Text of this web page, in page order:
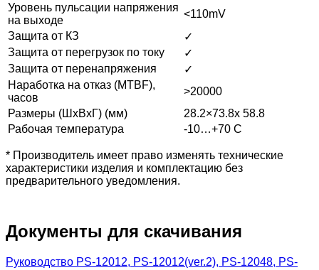
Уровень пульсации напряжения
на выходе
<110mV
Защита от КЗ
✓
Защита от перегрузок по току
✓
Защита от перенапряжения
✓
Наработка на отказ (MTBF),
часов
>20000
Размеры (ШхВхГ) (мм)
28.2×73.8x 58.8
Рабочая температура
-10…+70 С
* Производитель имеет право изменять технические
характеристики изделия и комплектацию без
предварительного уведомления.
Документы для скачивания
Руководство PS-12012, PS-12012(ver.2), PS-12048, PS-